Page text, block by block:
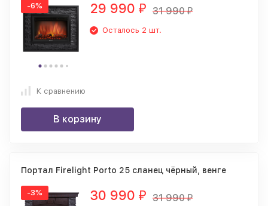
-6% 29 990 ₽ 31 990 ₽
Осталось 2 шт.
К сравнению
В корзину
Портал Firelight Porto 25 сланец чёрный, венге
-3% 30 990 ₽ 31 990 ₽